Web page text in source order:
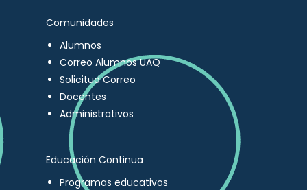
Comunidades
Alumnos
Correo Alumnos UAQ
Solicitud Correo
Docentes
Administrativos
Educación Continua
Programas educativos